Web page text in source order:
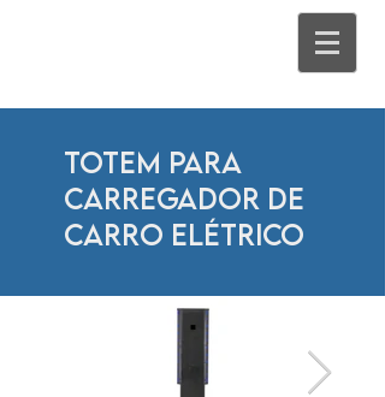
Totem para
carregador de
carro elétrico